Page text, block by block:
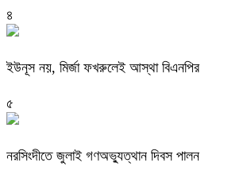
৪
ইউনূস নয়, মির্জা ফখরুলেই আস্থা বিএনপির
৫
নরসিংদীতে জুলাই গণঅভ্যুত্থান দিবস পালন